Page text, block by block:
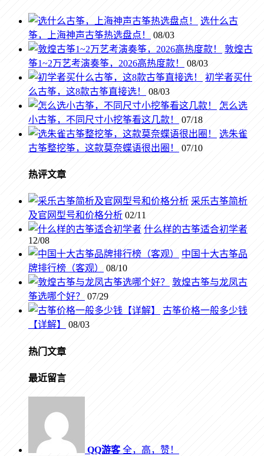
选什么古
筝，上海神声古筝热选盘点！
08/03
敦煌古
筝1~2万艺考演奏筝，2026高热度款！
08/03
初学者买什
么古筝，这8款古筝直接选！
08/03
怎么选
小古筝，不同尺寸小挖筝看这几款！
07/18
选朱雀
古筝整挖筝，这款莫奈蝶语很出圈！
07/10
热评文章
采乐古筝简析
及官网型号和价格分析 02/11
什么样的古筝适合初学者
12/08
中国十大古筝品
牌排行榜（客观）
08/10
敦煌古筝与龙凤古
筝选哪个好？
07/29
古筝价格一般多少钱
【详解】
08/03
热门文章
最近留言
QQ游客全，高，赞！